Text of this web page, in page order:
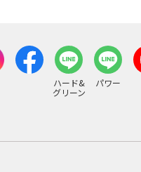
ハード&
グリーン
パワー